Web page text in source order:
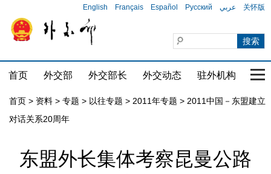
English Français Español Русский عربي 关怀版
首页 外交部 外交部长 外交动态 驻外机构 国
首页 > 资料 > 专题 > 以往专题 > 2011年专题 > 2011中国－东盟建立
对话关系20周年
东盟外长集体考察昆曼公路